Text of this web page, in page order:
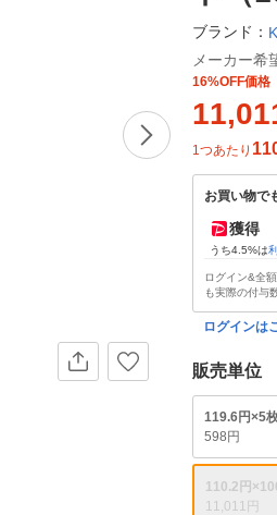
ブランド：
メーカー希
16%OFF価格
1つあたり
お買い物で
獲得
うち4.5%は
ログイン&全
も実際の付与
ログインは
販売単位
119.6円×5
598円
110.2円
11,011円